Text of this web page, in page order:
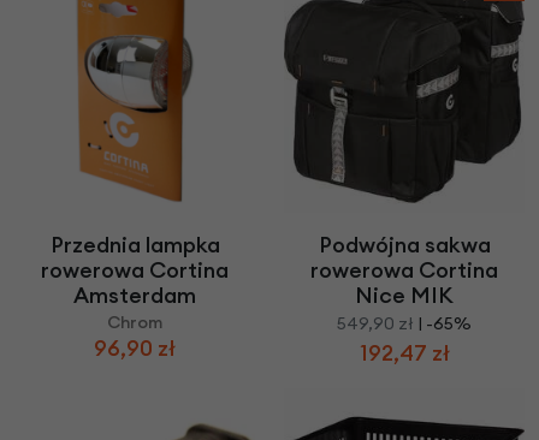
Przednia lampka
rowerowa Cortina
Amsterdam
Chrom
96,90 zł
Podwójna sakwa
rowerowa Cortina
Nice MIK
549,90 zł | -65%
192,47 zł